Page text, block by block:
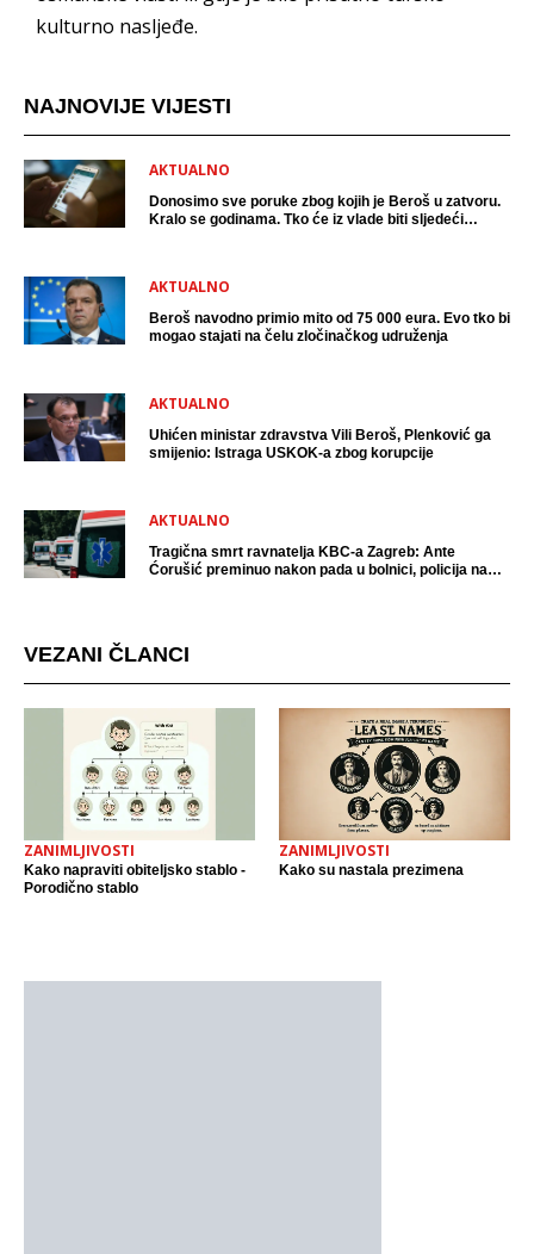
kulturno nasljeđe.
NAJNOVIJE VIJESTI
AKTUALNO
Donosimo sve poruke zbog kojih je Beroš u zatvoru.
Kralo se godinama. Tko će iz vlade biti sljedeći
AKTUALNO
Beroš navodno primio mito od 75 000 eura. Evo tko bi
mogao stajati na čelu zločinačkog udruženja
AKTUALNO
Uhićen ministar zdravstva Vili Beroš, Plenković ga
smijenio: Istraga USKOK-a zbog korupcije
AKTUALNO
Tragična smrt ravnatelja KBC-a Zagreb: Ante
Ćorušić preminuo nakon pada u bolnici, policija na
VEZANI ČLANCI
ZANIMLJIVOSTI
Kako napraviti obiteljsko stablo -
Porodično stablo
ZANIMLJIVOSTI
Kako su nastala prezimena